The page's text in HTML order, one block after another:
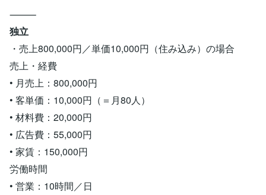
⸻
独立
・売上800,000円／単価10,000円（住み込み）の場合
売上・経費
• 月売上：800,000円
• 客単価：10,000円（＝月80人）
• 材料費：20,000円
• 広告費：55,000円
• 家賃：150,000円
労働時間
• 営業：10時間／日